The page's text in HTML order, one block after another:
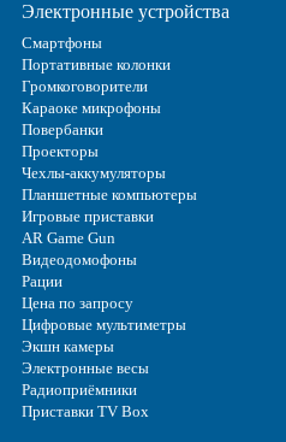
Электронные устройства
Смартфоны
Портативные колонки
Громкоговорители
Караоке микрофоны
Повербанки
Проекторы
Чехлы-аккумуляторы
Планшетные компьютеры
Игровые приставки
AR Game Gun
Видеодомофоны
Рации
Цена по запросу
Цифровые мультиметры
Экшн камеры
Электронные весы
Радиоприёмники
Приставки TV Box